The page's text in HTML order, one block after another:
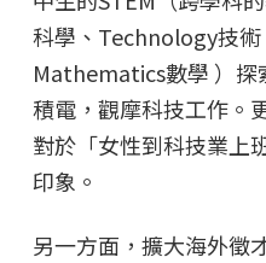
科學、Technology技
Mathematics數學 ）探
積電，觀摩科技工作。
對於「女性到科技業上
印象。
另一方面，擴大海外徵